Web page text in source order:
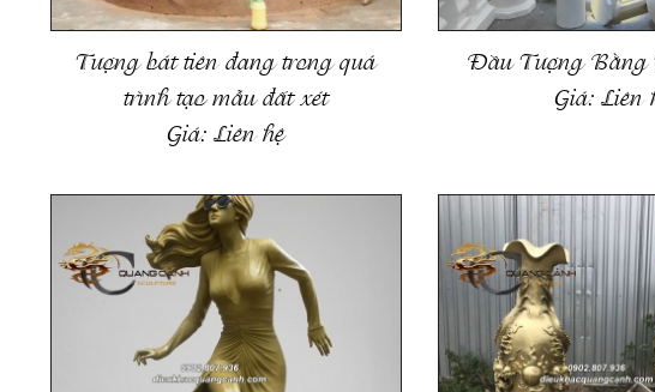
Tượng bát tiên đang trong quá
trình tạo mẫu đất xét
Giá:Liên hệ
Đầu Tượng Bằng
Giá:Liên